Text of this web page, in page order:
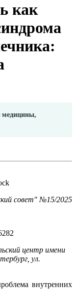
как
медицины,
совет" №15/2025
центр имени
ул.
внутренних